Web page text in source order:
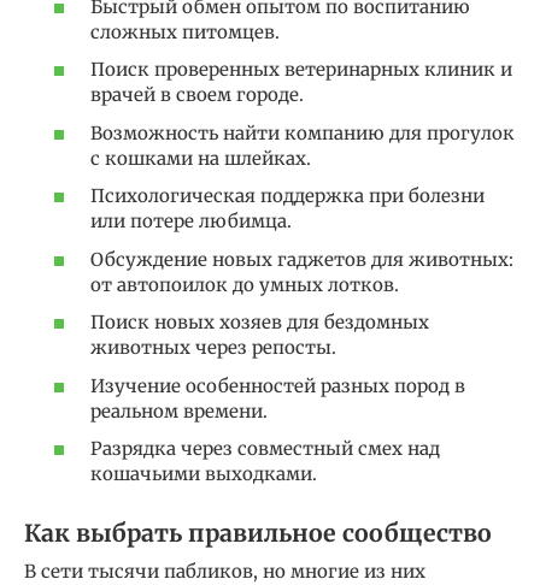
Быстрый обмен опытом по воспитанию
сложных питомцев.
Поиск проверенных ветеринарных клиник и
врачей в своем городе.
Возможность найти компанию для прогулок
с кошками на шлейках.
Психологическая поддержка при болезни
или потере любимца.
Обсуждение новых гаджетов для животных:
от автопоилок до умных лотков.
Поиск новых хозяев для бездомных
животных через репосты.
Изучение особенностей разных пород в
реальном времени.
Разрядка через совместный смех над
кошачьими выходками.
Как выбрать правильное сообщество
В сети тысячи пабликов, но многие из них